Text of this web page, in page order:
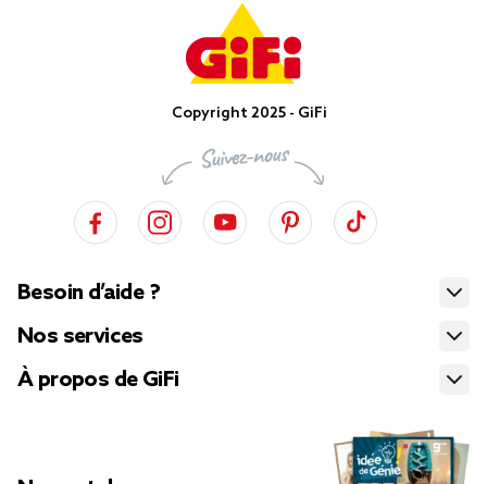
Copyright 2025 - GiFi
Besoin d’aide ?
Nos services
À propos de GiFi